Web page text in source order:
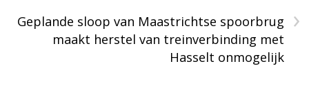
›
Geplande sloop van Maastrichtse spoorbrug
maakt herstel van treinverbinding met
Hasselt onmogelijk